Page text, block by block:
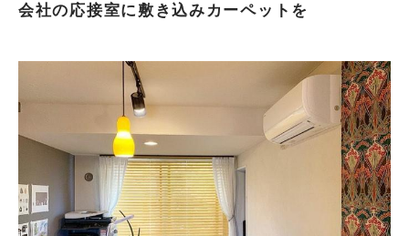
会社の応接室に敷き込みカーペットを